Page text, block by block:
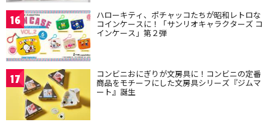
16 ハローキティ、ポチャッコたちが昭和レトロな
コインケースに！「サンリオキャラクターズ コ
インケース」第２弾
17 コンビニおにぎりが文房具に！コンビニの定番
商品をモチーフにした文房具シリーズ『ジムマ
ート』誕生